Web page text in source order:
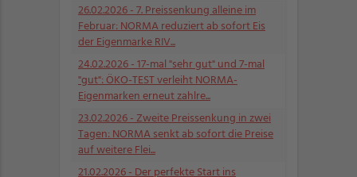
26.02.2026- 7. Preissenkung alleine im
Februar: NORMA reduziert ab sofort Eis
der Eigenmarke RIV...
24.02.2026- 17-mal "sehr gut" und 7-mal
"gut": ÖKO-TEST verleiht NORMA-
Eigenmarken erneut zahlre...
23.02.2026- Zweite Preissenkung in zwei
Tagen: NORMA senkt ab sofort die Preise
auf weitere Flei...
21.02.2026- Der perfekte Start ins